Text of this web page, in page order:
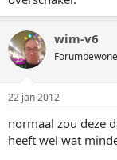
wim-v6
22 jan 2012
normaal zou deze
heeft wel wat